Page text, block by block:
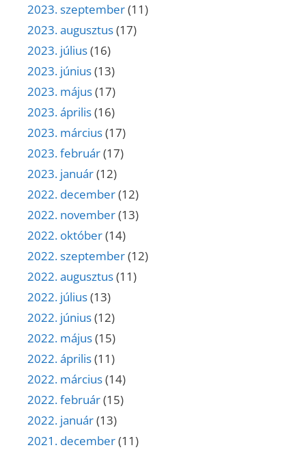
2023. szeptember(11)
2023. augusztus(17)
2023. július(16)
2023. június(13)
2023. május(17)
2023. április(16)
2023. március(17)
2023. február(17)
2023. január(12)
2022. december(12)
2022. november(13)
2022. október(14)
2022. szeptember(12)
2022. augusztus(11)
2022. július(13)
2022. június(12)
2022. május(15)
2022. április(11)
2022. március(14)
2022. február(15)
2022. január(13)
2021. december(11)